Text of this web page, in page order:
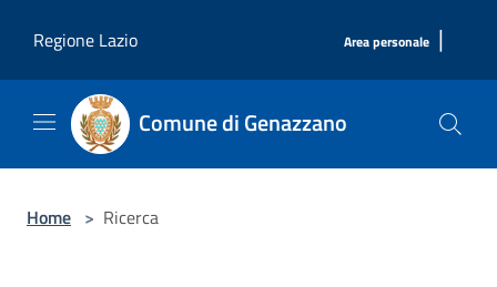
Regione Lazio
Area personale |
Comune di Genazzano
Home > Ricerca